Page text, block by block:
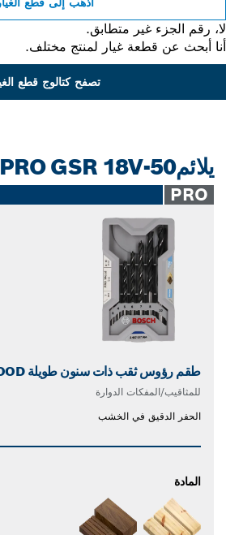
رقم الجزء غير متطابق.
أبحث عن قطعة غيار لمنتج مختلف.
تصفح كتالوج قطع الغيار
يلائمPRO GSR 18V-50
PRO
طقم رؤوس ثقب ذات سنون طويلة PRO WOOD
للمثاقيب/المفكات الدوارة
الحفر الدقيق في الخشب
المادة